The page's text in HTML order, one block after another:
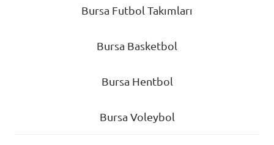
Bursa Futbol Takımları
Bursa Basketbol
Bursa Hentbol
Bursa Voleybol